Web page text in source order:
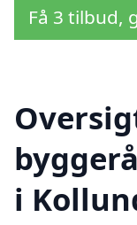
Få 3 tilbud,
i